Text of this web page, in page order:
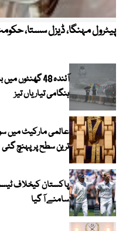
پیٹرول مہنگا، ڈیزل سستا،
آئندہ 48
ہنگامی تیاریاں تیز
ترین سطح پر پہنچ گئی
سامنے آ گیا